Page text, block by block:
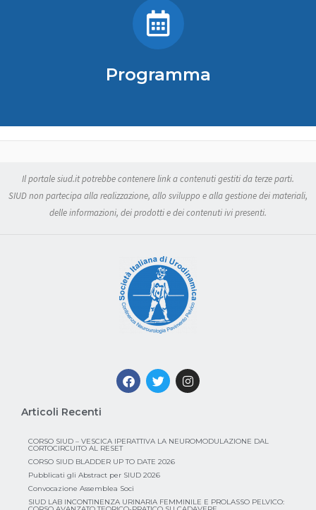
Programma
Il portale siud.it potrebbe contenere link a contenuti gestiti da terze parti.
SIUD non partecipa alla realizzazione, allo sviluppo e alla gestione dei materiali,
delle informazioni, dei prodotti e dei contenuti ivi presenti.
Articoli Recenti
CORSO SIUD – VESCICA IPERATTIVA LA NEUROMODULAZIONE DAL
CORTOCIRCUITO AL RESET
CORSO SIUD BLADDER UP TO DATE 2026
Pubblicati gli Abstract per SIUD 2026
Convocazione Assemblea Soci
SIUD LAB INCONTINENZA URINARIA FEMMINILE E PROLASSO PELVICO: